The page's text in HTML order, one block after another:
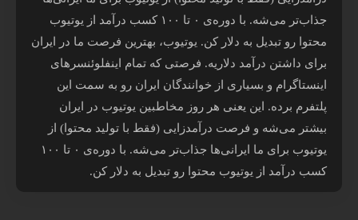
جذاب‌تر می‌شه. با دوره‌ی ۰ تا ۱۰۰ کسب درآمد از یوتیوب
محتوا رو تبدیل به دلار کن. یوتیوب، بهترین فرصت ما در ایران
برای داشتن درآمد دلاریه. فرصتی که تمام اینفلوئنسرهای
اینستاگرام و بسیاری از خوانندگان ایران رو به سمت این
پلتفرم برده. این یعنی هر روز مخاطبین یوتیوب در ایران
بیشتر می‌شه و فرصت درآمدزایی (فقط با تولید محتوا) از
یوتیوب برای ما ایرانی‌ها جذاب‌تر می‌شه. با دوره‌ی ۰ تا ۱۰۰
کسب درآمد از یوتیوب محتوا رو تبدیل به دلار کن.